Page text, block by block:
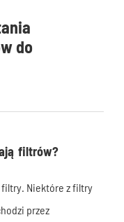
do
filtrów?
filtry. Niektóre z filtry
przez